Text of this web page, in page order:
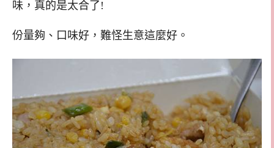
味，真的是太合了!
份量夠、口味好，難怪生意這麼好。